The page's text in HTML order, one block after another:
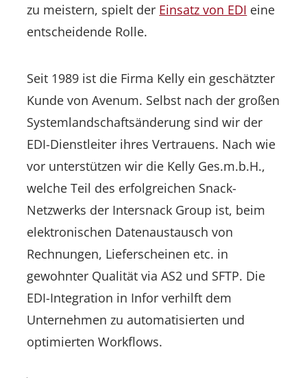
zu meistern, spielt der Einsatz von EDI eine
entscheidende Rolle.
Seit 1989 ist die Firma Kelly ein geschätzter
Kunde von Avenum. Selbst nach der großen
Systemlandschaftsänderung sind wir der
EDI-Dienstleiter ihres Vertrauens. Nach wie
vor unterstützen wir die Kelly Ges.m.b.H.,
welche Teil des erfolgreichen Snack-
Netzwerks der Intersnack Group ist, beim
elektronischen Datenaustausch von
Rechnungen, Lieferscheinen etc. in
gewohnter Qualität via AS2 und SFTP. Die
EDI-Integration in Infor verhilft dem
Unternehmen zu automatisierten und
optimierten Workflows.